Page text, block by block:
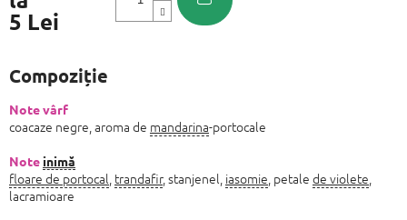
5 Lei
Compoziție
Note vârf
coacaze negre, aroma de mandarina-portocale
Note inimă
floare de portocal trandafir, stanjenel, iasomie , petale de violete
lacramioare